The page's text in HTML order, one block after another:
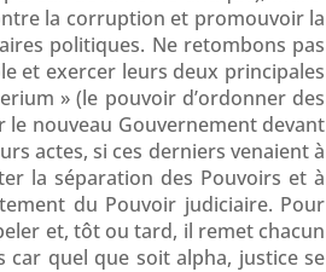
la corruption et promouvoir la
politiques. Ne retombons pas
et exercer leurs deux principales
» (le pouvoir d’ordonner des
le nouveau Gouvernement devant
actes, si ces derniers venaient à
la séparation des Pouvoirs et à
du Pouvoir judiciaire. Pour
et, tôt ou tard, il remet chacun
car quel que soit alpha, justice se